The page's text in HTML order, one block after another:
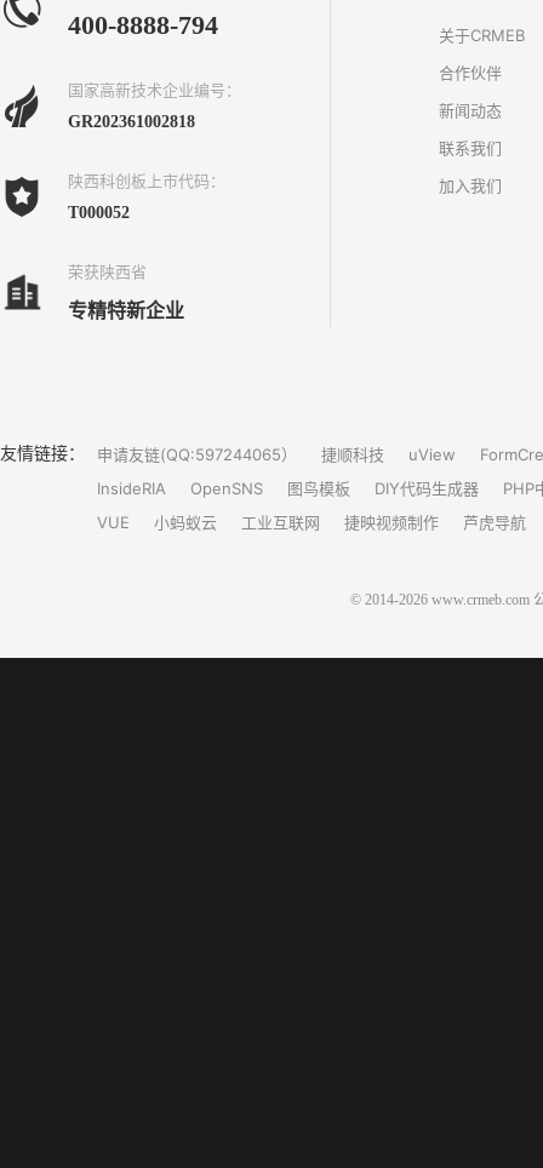
400-8888-794
国家高新技术企业编号：
GR202361002818
陕西科创板上市代码：
T000052
荣获陕西省
专精特新企业
关于CRMEB
合作伙伴
新闻动态
联系我们
加入我们
友情链接： 申请友链(QQ:597244065） 捷顺科技 uView
InsideRIA
OpenSNS 图鸟模板 DIY代码生成器
PHP
VUE
小蚂蚁云 工业互联网 捷映视频制作 芦虎导航
© 2014-2026